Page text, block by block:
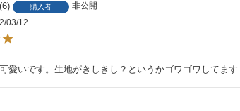
6 購入者
非公開
03/12
愛いです。生地がきしきし？というかゴワゴワしてます